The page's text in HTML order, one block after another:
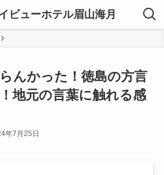
ビューホテル眉山海月
んかった！徳島の方言
地元の言葉に触れる感
年7月25日